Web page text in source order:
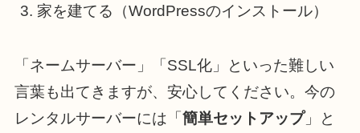
家を建てる（WordPressのインストール）
「ネームサーバー」「SSL化」といった難しい
言葉も出てきますが、安心してください。今の
レンタルサーバーには「 簡単セットアップ」と